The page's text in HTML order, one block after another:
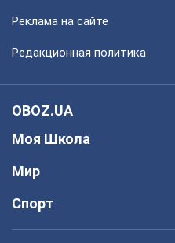
Реклама на сайте
Редакционная политика
OBOZ.UA
Моя Школа
Мир
Спорт